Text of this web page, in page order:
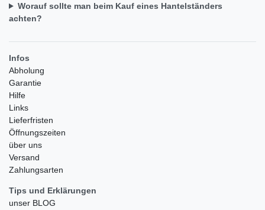
Worauf sollte man beim Kauf eines Hantelständers
achten?
Infos
Abholung
Garantie
Hilfe
Links
Lieferfristen
Öffnungszeiten
über uns
Versand
Zahlungsarten
Tips und Erklärungen
unser BLOG